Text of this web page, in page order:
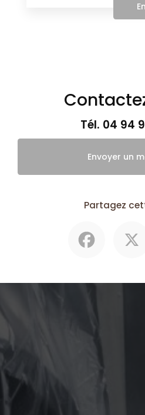
Tél. 04 94
Envoyer un
Partagez